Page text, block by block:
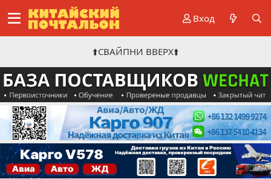
Вход
⬆️СВАЙПНИ ВВЕРХ⬆️